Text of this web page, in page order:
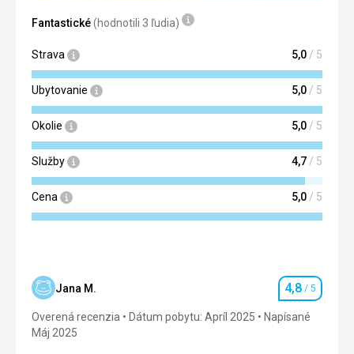
zvykem u jiných zařízení.
Google Translate
Fantastické(hodnotili 3 ľudia)
Strava 5,0 / 5
Ubytovanie 5,0 / 5
Okolie 5,0 / 5
Služby 4,7 / 5
Cena 5,0 / 5
Jana M. Hodnotenie
4,8 / 5
Overená recenzia Dátum pobytu: Apríl 2025
Napísané
Máj 2025